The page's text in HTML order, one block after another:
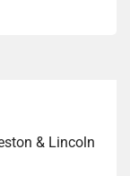
& Lincoln